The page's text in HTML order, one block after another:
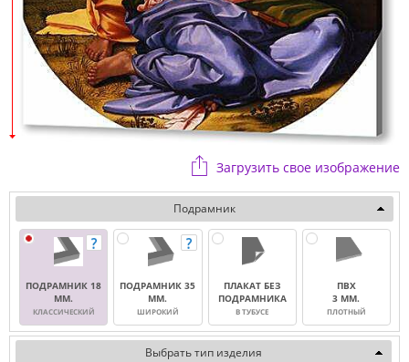
Загрузить свое изображение
Подрамник
ПОДРАМНИК 18
ММ.
КЛАССИЧЕСКИЙ
ПОДРАМНИК 35
ММ.
ШИРОКИЙ
ПЛАКАТ БЕЗ
ПОДРАМНИКА
В ТУБУСЕ
ПВХ
3 ММ.
ПЛОТНЫЙ
Выбрать тип изделия